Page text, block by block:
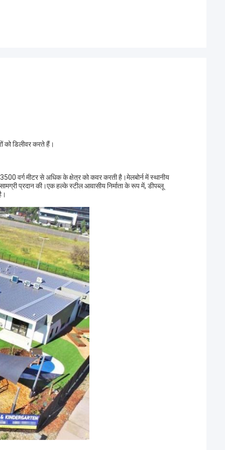
को डिलीवर करते हैं।
वर्ग मीटर से अधिक के क्षेत्र को कवर करती है।मेलबोर्न में स्थानीय
प्रदान की।एक हल्के स्टील आवासीय निर्माता के रूप में, डीपब्लू